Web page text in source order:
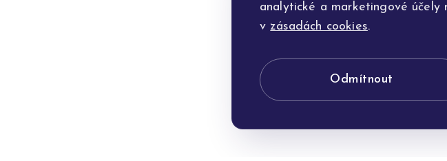
analytické a marketingové účely
v zásadách cookies.
Odmítnout